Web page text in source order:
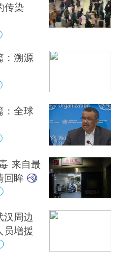
传染
：溯源
：全球
来自最
回眸
汉周边
员增援